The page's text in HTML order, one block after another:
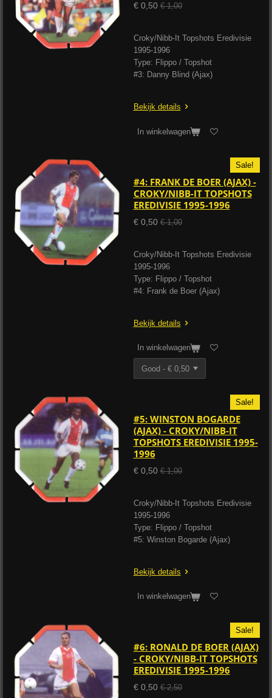
€ 0,50 € 1,00
Croky/Nibb-It Topshots Eredivisie
1995-1996
Type: Flippo / Topshot
#3: Danny Blind (Ajax)
Bekijk details
In winkelwagen
Sale!
#4: FRANK DE BOER (AJAX) -
CROKY/NIBB-IT TOPSHOTS
EREDIVISIE 1995-1996
€ 0,50 € 1,00
Croky/Nibb-It Topshots Eredivisie
1995-1996
Type: Flippo / Topshot
#4: Frank de Boer (Ajax)
Bekijk details
In winkelwagen
Sale!
#5: WINSTON BOGARDE
(AJAX) - CROKY/NIBB-IT
TOPSHOTS EREDIVISIE 1995-
1996
€ 0,50 € 1,00
Croky/Nibb-It Topshots Eredivisie
1995-1996
Type: Flippo / Topshot
#5: Winston Bogarde (Ajax)
Bekijk details
In winkelwagen
Sale!
#6: RONALD DE BOER (AJAX)
- CROKY/NIBB-IT TOPSHOTS
EREDIVISIE 1995-1996
€ 0,50 € 2,50